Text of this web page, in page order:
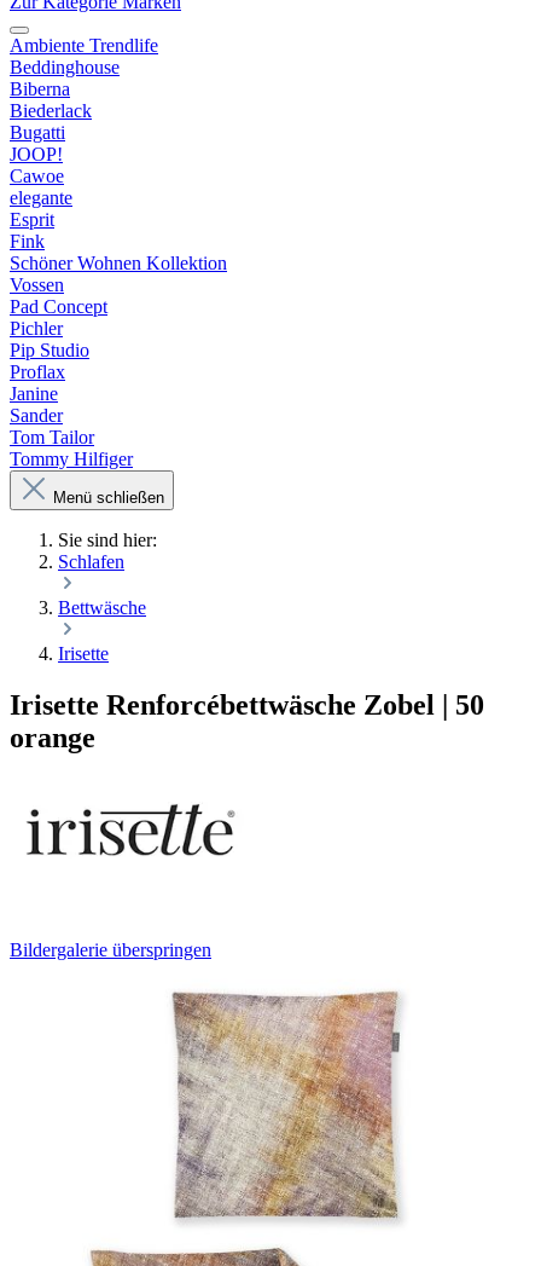
Ambiente Trendlife
Beddinghouse
Biberna
Biederlack
Bugatti
JOOP!
Cawoe
elegante
Esprit
Fink
Schöner Wohnen Kollektion
Vossen
Pad Concept
Pichler
Pip Studio
Proflax
Janine
Sander
Tom Tailor
Tommy Hilfiger
Menü schließen
Sie sind hier:
Schlafen
Bettwäsche
Irisette
Irisette Renforcébettwäsche Zobel | 50
orange
Bildergalerie überspringen